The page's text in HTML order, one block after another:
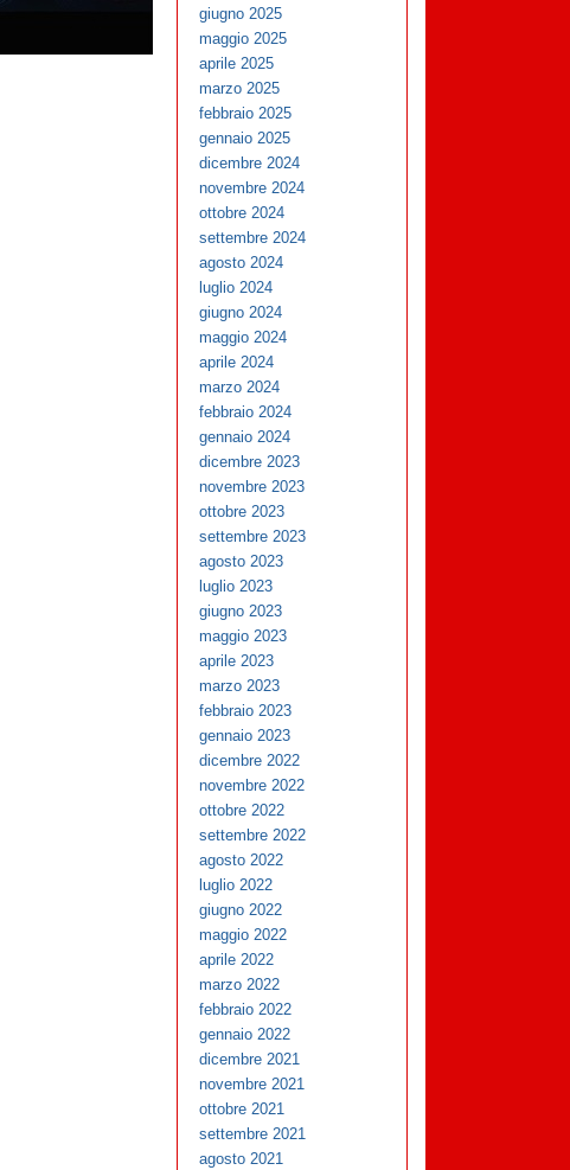
giugno 2025
maggio 2025
aprile 2025
marzo 2025
febbraio 2025
gennaio 2025
dicembre 2024
novembre 2024
ottobre 2024
settembre 2024
agosto 2024
luglio 2024
giugno 2024
maggio 2024
aprile 2024
marzo 2024
febbraio 2024
gennaio 2024
dicembre 2023
novembre 2023
ottobre 2023
settembre 2023
agosto 2023
luglio 2023
giugno 2023
maggio 2023
aprile 2023
marzo 2023
febbraio 2023
gennaio 2023
dicembre 2022
novembre 2022
ottobre 2022
settembre 2022
agosto 2022
luglio 2022
giugno 2022
maggio 2022
aprile 2022
marzo 2022
febbraio 2022
gennaio 2022
dicembre 2021
novembre 2021
ottobre 2021
settembre 2021
agosto 2021